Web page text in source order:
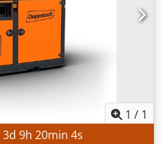
1 / 1
3d 9h 20min 2s